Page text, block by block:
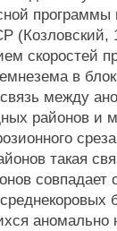
программы
(Козловский,
скоростей
в
связь между
районов и
такая